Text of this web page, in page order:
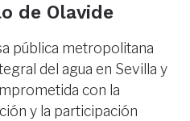
de Olavide
pública metropolitana
del agua en Sevilla y
con la
y la participación